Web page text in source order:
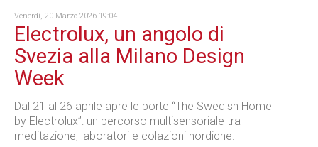
Venerdì, 20 Marzo 2026 19:04
Electrolux, un angolo di
Svezia alla Milano Design
Week
Dal 21 al 26 aprile apre le porte “The Swedish Home
by Electrolux”: un percorso multisensoriale tra
meditazione, laboratori e colazioni nordiche.